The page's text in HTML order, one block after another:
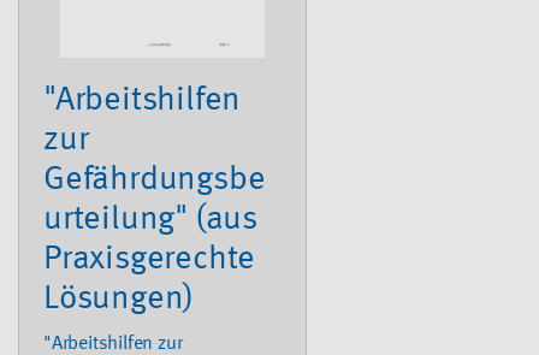
"Arbeitshilfen
zur
Gefährdungsbe
urteilung" (aus
Praxisgerechte
Lösungen)
"Arbeitshilfen zur